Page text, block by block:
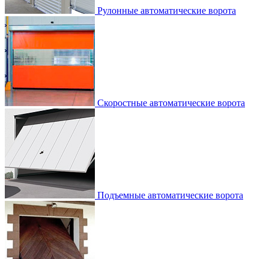
Рулонные автоматические ворота
Скоростные автоматические ворота
Подъемные автоматические ворота